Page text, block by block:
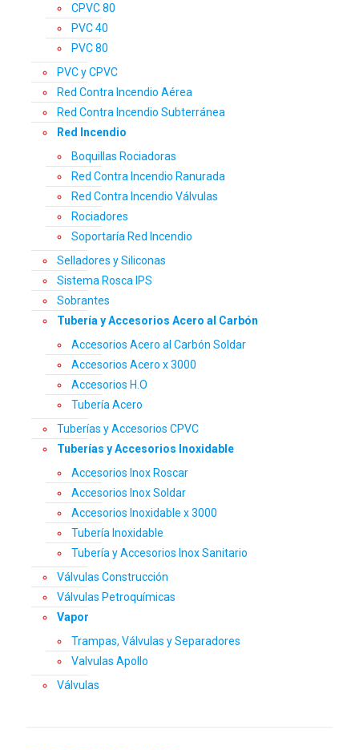
CPVC 80
PVC 40
PVC 80
PVC y CPVC
Red Contra Incendio Aérea
Red Contra Incendio Subterránea
Red Incendio
Boquillas Rociadoras
Red Contra Incendio Ranurada
Red Contra Incendio Válvulas
Rociadores
Soportaría Red Incendio
Selladores y Siliconas
Sistema Rosca IPS
Sobrantes
Tubería y Accesorios Acero al Carbón
Accesorios Acero al Carbón Soldar
Accesorios Acero x 3000
Accesorios H.O
Tubería Acero
Tuberías y Accesorios CPVC
Tuberías y Accesorios Inoxidable
Accesorios Inox Roscar
Accesorios Inox Soldar
Accesorios Inoxidable x 3000
Tubería Inoxidable
Tubería y Accesorios Inox Sanitario
Válvulas Construcción
Válvulas Petroquímicas
Vapor
Trampas, Válvulas y Separadores
Valvulas Apollo
Válvulas